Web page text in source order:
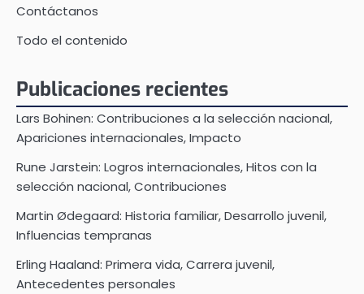
Contáctanos
Todo el contenido
Publicaciones recientes
Lars Bohinen: Contribuciones a la selección nacional,
Apariciones internacionales, Impacto
Rune Jarstein: Logros internacionales, Hitos con la
selección nacional, Contribuciones
Martin Ødegaard: Historia familiar, Desarrollo juvenil,
Influencias tempranas
Erling Haaland: Primera vida, Carrera juvenil,
Antecedentes personales